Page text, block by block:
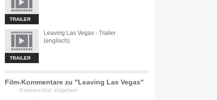
TRAILER
TRAILER
Leaving Las Vegas - Trailer
(englisch)
Film-Kommentare zu "Leaving Las Vegas"
Kommentar abgeben